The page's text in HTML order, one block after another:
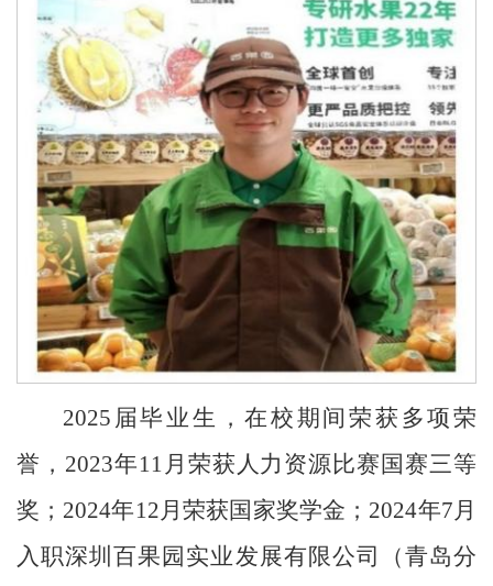
2025届毕业生，在校期间荣获多项荣
誉，2023年11月荣获人力资源比赛国赛三等
奖；2024年12月荣获国家奖学金；2024年7月
入职深圳百果园实业发展有限公司（青岛分